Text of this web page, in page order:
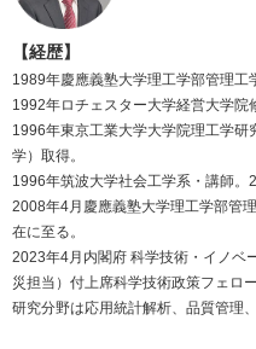
【経歴】
1989年慶應義塾大学理工学部管理工
1992年ロチェスター大学経営大学院
1996年東京工業大学大学院理工学
学）取得。
1996年筑波大学社会工学系・講師。
2008年4月慶應義塾大学理工学部管
在に至る。
2023年4月内閣府 科学技術・イノベ
災担当）付上席科学技術政策フェロ
研究分野は応用統計解析、品質管理